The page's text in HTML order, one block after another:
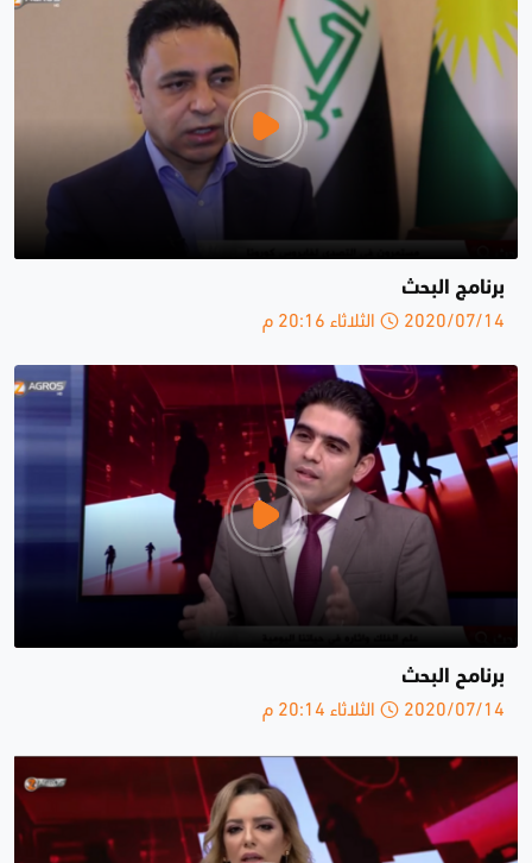
برنامج البحث
2020/07/14 الثلاثاء 20:16 م
برنامح البحث
2020/07/14 الثلاثاء 20:14 م